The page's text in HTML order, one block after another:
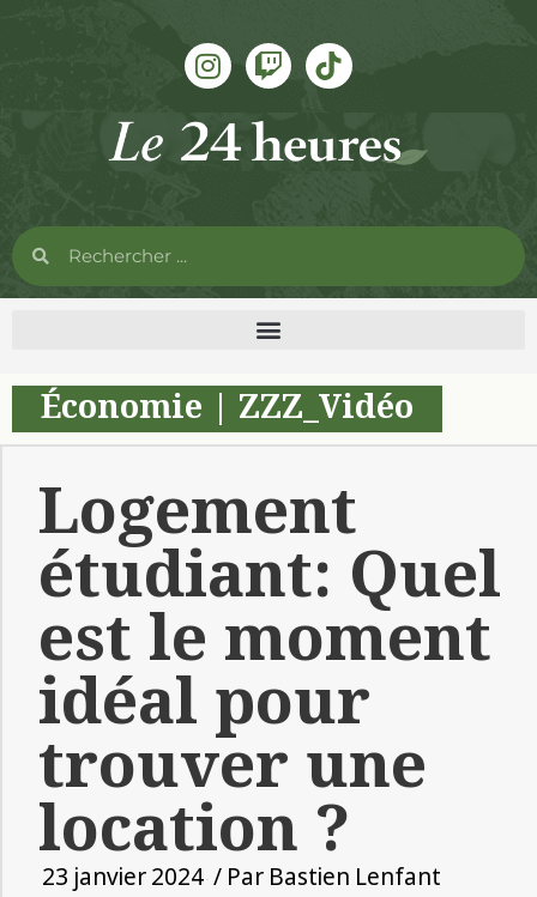
Économie ZZZ_Vidéo
Logement
étudiant: Quel
est le moment
idéal pour
trouver une
location ?
23 janvier 2024 / Par Bastien Lenfant